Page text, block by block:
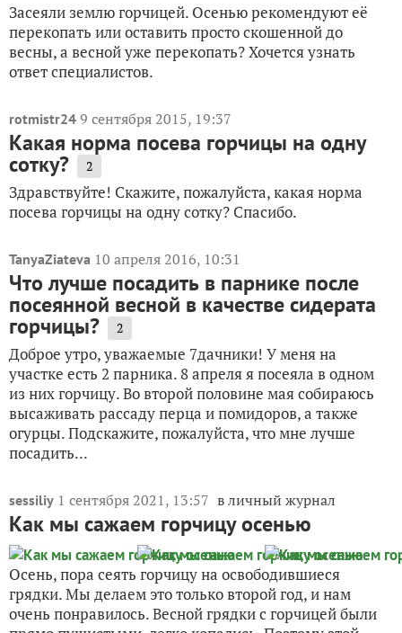
Засеяли землю горчицей. Осенью рекомендуют её
перекопать или оставить просто скошенной до
весны, а весной уже перекопать? Хочется узнать
ответ специалистов.
rotmistr24 9 сентября 2015, 19:37
Какая норма посева горчицы на одну
сотку? 2
Здравствуйте! Скажите, пожалуйста, какая норма
посева горчицы на одну сотку? Спасибо.
TanyaZiateva 10 апреля 2016, 10:31
Что лучше посадить в парнике после
посеянной весной в качестве сидерата
горчицы? 2
Доброе утро, уважаемые 7дачники! У меня на
участке есть 2 парника. 8 апреля я посеяла в одном
из них горчицу. Во второй половине мая собираюсь
высаживать рассаду перца и помидоров, а также
огурцы. Подскажите, пожалуйста, что мне лучше
посадить...
sessiliy 1 сентября 2021, 13:57 в личный журнал
Как мы сажаем горчицу осенью
Осень, пора сеять горчицу на освободившиеся
грядки. Мы делаем это только второй год, и нам
очень понравилось. Весной грядки с горчицей были